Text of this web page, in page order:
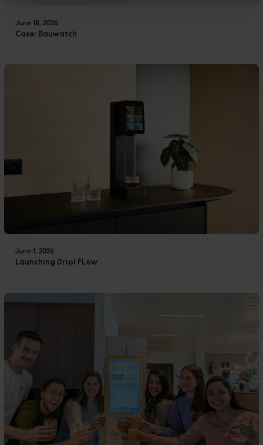
June 18, 2026
Case: Bauwatch
June 1, 2026
Launching Dripl FLow